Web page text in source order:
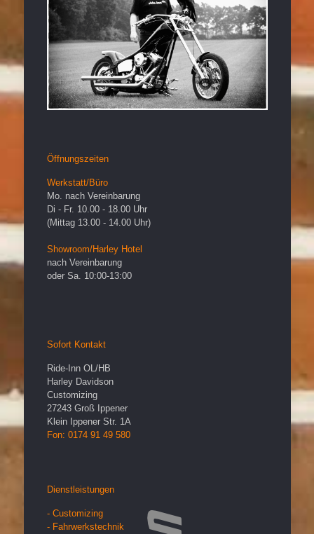
Öffnungszeiten
Werkstatt/Büro
Mo. nach Vereinbarung
Di - Fr. 10.00 - 18.00 Uhr
(Mittag 13.00 - 14.00 Uhr)
Showroom/Harley Hotel
nach Vereinbarung
oder Sa. 10:00-13:00
Sofort Kontakt
Ride-Inn OL/HB
Harley Davidson
Customizing
27243 Groß Ippener
Klein Ippener Str. 1A
Fon: 0174 91 49 580
Dienstleistungen
- Customizing
- Fahrwerkstechnik